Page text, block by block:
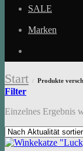
SALE
Marken
Start / Produkte
Filter
Einzelnes Ergebnis